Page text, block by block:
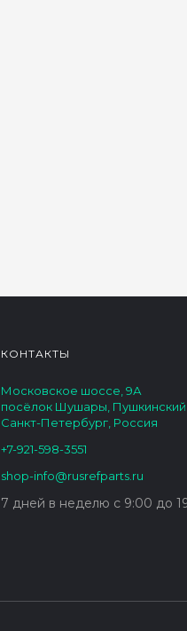
КОНТАКТЫ
Московское шоссе, 9А
посёлок Шушары, Пушкинский
Санкт-Петербург, Россия
+7-921-598-3551
shop-info@rusrefparts.ru
7 дней в неделю с 9:00 до